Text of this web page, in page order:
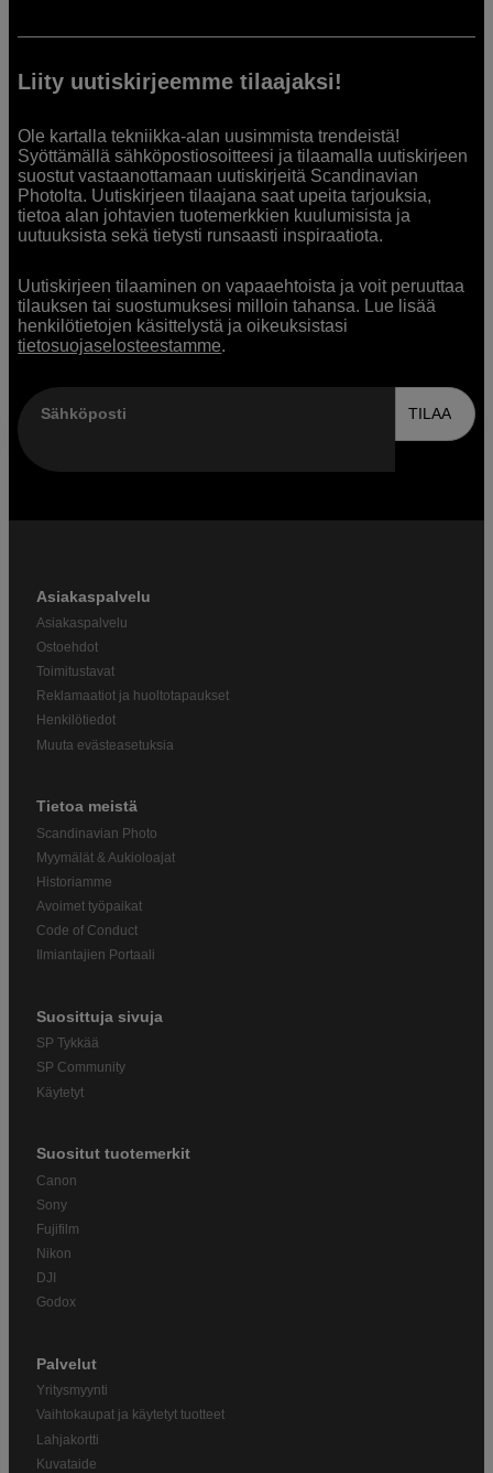
Liity uutiskirjeemme tilaajaksi!
Ole kartalla tekniikka-alan uusimmista trendeistä!
Syöttämällä sähköpostiosoitteesi ja tilaamalla uutiskirjeen
suostut vastaanottamaan uutiskirjeitä Scandinavian
Photolta. Uutiskirjeen tilaajana saat upeita tarjouksia,
tietoa alan johtavien tuotemerkkien kuulumisista ja
uutuuksista sekä tietysti runsaasti inspiraatiota.
Uutiskirjeen tilaaminen on vapaaehtoista ja voit peruuttaa
tilauksen tai suostumuksesi milloin tahansa. Lue lisää
henkilötietojen käsittelystä ja oikeuksistasi
tietosuojaselosteestamme.
Sähköposti TILAA
Asiakaspalvelu
Asiakaspalvelu
Ostoehdot
Toimitustavat
Reklamaatiot ja huoltotapaukset
Henkilötiedot
Muuta evästeasetuksia
Tietoa meistä
Scandinavian Photo
Myymälät & Aukioloajat
Historiamme
Avoimet työpaikat
Code of Conduct
Ilmiantajien Portaali
Suosittuja sivuja
SP Tykkää
SP Community
Käytetyt
Suositut tuotemerkit
Canon
Sony
Fujifilm
Nikon
DJI
Godox
Palvelut
Yritysmyynti
Vaihtokaupat ja käytetyt tuotteet
Lahjakortti
Kuvataide